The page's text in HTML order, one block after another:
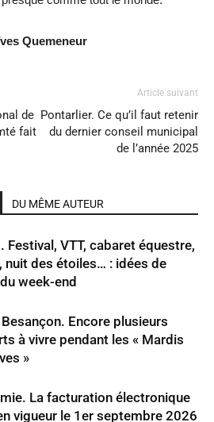
Quemeneur
de
fait
Article suivant
Pontarlier. Ce qu’il faut retenir
du dernier conseil municipal
de l’année 2025
DU MÊME AUTEUR
Festival, VTT, cabaret équestre,
nuit des étoiles… : idées de
week-end
Encore plusieurs
à vivre pendant les « Mardis
»
La facturation électronique
vigueur le 1er septembre 2026